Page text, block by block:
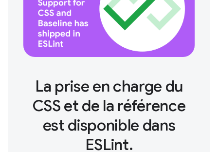
La prise en charge du
CSS et de la référence
est disponible dans
ESLint.